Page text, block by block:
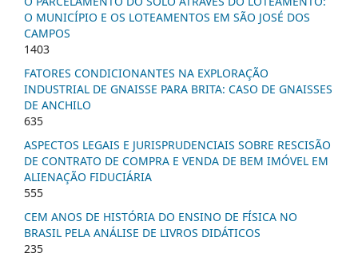
O MUNICÍPIO E OS LOTEAMENTOS EM SÃO JOSÉ DOS
CAMPOS
1403
FATORES CONDICIONANTES NA EXPLORAÇÃO
INDUSTRIAL DE GNAISSE PARA BRITA: CASO DE GNAISSES
DE ANCHILO
635
ASPECTOS LEGAIS E JURISPRUDENCIAIS SOBRE RESCISÃO
DE CONTRATO DE COMPRA E VENDA DE BEM IMÓVEL EM
ALIENAÇÃO FIDUCIÁRIA
555
CEM ANOS DE HISTÓRIA DO ENSINO DE FÍSICA NO
BRASIL PELA ANÁLISE DE LIVROS DIDÁTICOS
235